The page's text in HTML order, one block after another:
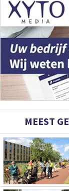
MEEST